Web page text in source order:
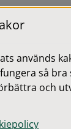
om du
används
så
och